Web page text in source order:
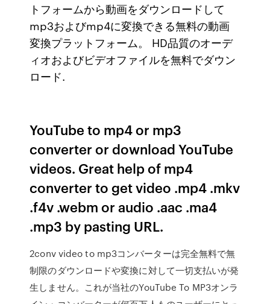
トフォームから動画をダウンロードして
mp3およびmp4に変換できる無料の動画
変換プラットフォーム。 HD品質のオーデ
ィオおよびビデオファイルを無料でダウン
ロード.
YouTube to mp4 or mp3
converter or download YouTube
videos. Great help of mp4
converter to get video .mp4 .mkv
.f4v .webm or audio .aac .ma4
.mp3 by pasting URL.
2conv video to mp3コンバーターは完全無料で無
制限のダウンロードや変換に対して一切支払いが発
生しません。これが当社のYouTube To MP3オンラ